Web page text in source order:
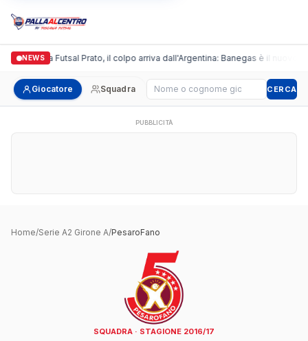
NEWS
Italgronda Futsal Prato, il colpo arriva dall'Argentina: Banegas è il nuovo
Giocatore Squadra Cerca giocatore CERCA
PUBBLICITÀ
Home/Serie A2 Girone A/PesaroFano
SQUADRA · STAGIONE 2016/17